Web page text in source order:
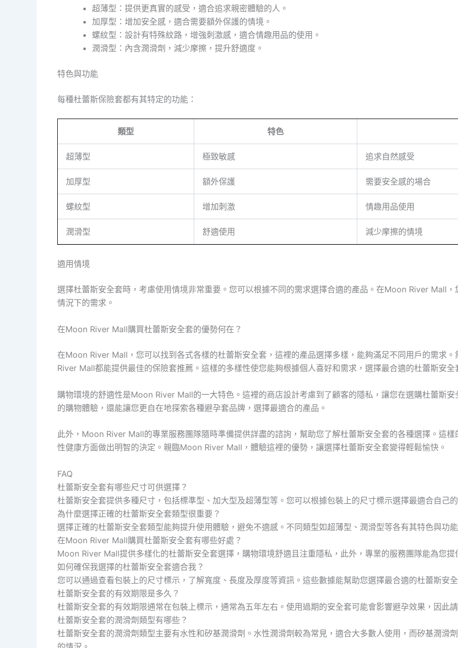
超薄型：提供更真實的感受，適合追求親密體驗的人。
加厚型：增加安全感，適合需要額外保護的情境。
螺紋型：設計有特殊紋路，增強刺激感，適合情趣用品的使用。
潤滑型：內含潤滑劑，減少摩擦，提升舒適度。
特色與功能
每種杜蕾斯保險套都有其特定的功能：
類型 特色
超薄型 極致敏感 追求自然感受
加厚型 額外保護 需要安全感的場合
螺紋型 增加刺激 情趣用品使用
潤滑型 舒適使用 減少摩擦的情境
適用情境
選擇杜蕾斯安全套時，考慮使用情境非常重要。您可以根據不同的需求選擇合適的產品。在Moon River Mall
情況下的需求。
在Moon River Mall購買杜蕾斯安全套的優勢何在？
在Moon River Mall，您可以找到各式各樣的杜蕾斯安全套，這裡的產品選擇多樣，能夠滿足不同用戶的需求
River Mall都能提供最佳的保險套推薦。這樣的多樣性使您能夠根據個人喜好和需求，選擇最合適的杜蕾斯安全
購物環境的舒適性是Moon River Mall的一大特色。這裡的商店設計考慮到了顧客的隱私，讓您在選購杜蕾斯
的購物體驗，還能讓您更自在地探索各種避孕套品牌，選擇最適合的產品。
此外，Moon River Mall的專業服務團隊隨時準備提供詳盡的諮詢，幫助您了解杜蕾斯安全套的各種選擇。這
性健康方面做出明智的決定。親臨Moon River Mall，體驗這裡的優勢，讓選擇杜蕾斯安全套變得輕鬆愉快。
FAQ
杜蕾斯安全套有哪些尺寸可供選擇？
杜蕾斯安全套提供多種尺寸，包括標準型、加大型及超薄型等。您可以根據包裝上的尺寸標示選擇最適合自己
為什麼選擇正確的杜蕾斯安全套類型很重要？
選擇正確的杜蕾斯安全套類型能夠提升使用體驗，避免不適感。不同類型如超薄型、潤滑型等各有其特色與功
在Moon River Mall購買杜蕾斯安全套有哪些好處？
Moon River Mall提供多樣化的杜蕾斯安全套選擇，購物環境舒適且注重隱私，此外，專業的服務團隊能為您
如何確保我選擇的杜蕾斯安全套適合我？
您可以通過查看包裝上的尺寸標示，了解寬度、長度及厚度等資訊。這些數據能幫助您選擇最合適的杜蕾斯安
杜蕾斯安全套的有效期限是多久？
杜蕾斯安全套的有效期限通常在包裝上標示，通常為五年左右。使用過期的安全套可能會影響避孕效果，因此
杜蕾斯安全套的潤滑劑類型有哪些？
杜蕾斯安全套的潤滑劑類型主要有水性和矽基潤滑劑。水性潤滑劑較為常見，適合大多數人使用，而矽基潤滑